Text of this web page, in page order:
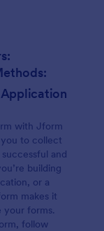
with Jform
to collect
and
building
or a
makes it
your forms.
follow